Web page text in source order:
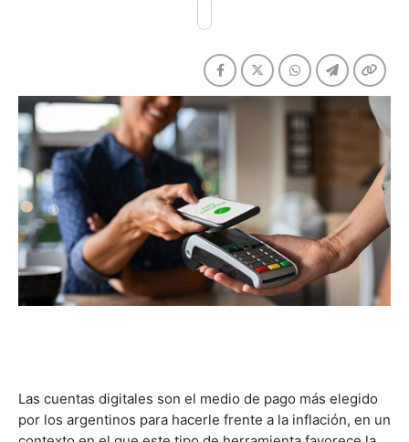
Las cuentas digitales son el medio de pago más elegido
por los argentinos para hacerle frente a la inflación, en un